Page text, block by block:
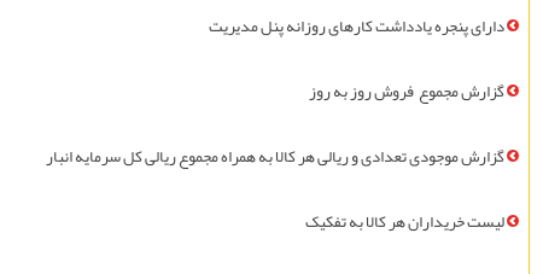
دارای پنجره یادداشت کارهای روزانه پنل مدیریت
گزارش مجموع فروش روز به روز
گزارش موجودی تعدادی و ریالی هر کالا به همراه مجموع ریالی کل سرمایه انبار
ليست خريداران هر کالا به تفکيک